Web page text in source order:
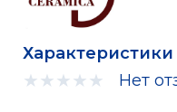
Характеристики
Нет